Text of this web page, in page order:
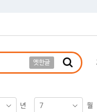
옛한글
년 7 월